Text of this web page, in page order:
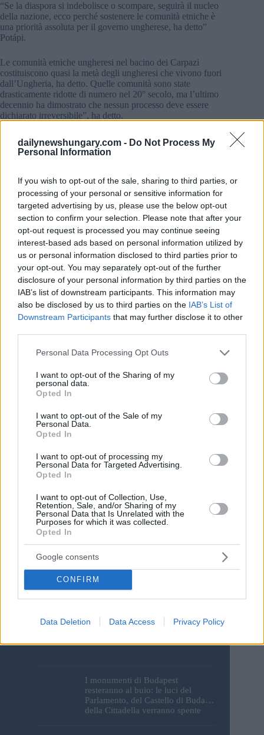
dailynewshungary.com - Do Not Process My
Personal Information
If you wish to opt-out of the sale, sharing to third parties, or
processing of your personal or sensitive information for
targeted advertising by us, please use the below opt-out
section to confirm your selection. Please note that after your
opt-out request is processed you may continue seeing
interest-based ads based on personal information utilized by
us or personal information disclosed to third parties prior to
your opt-out. You may separately opt-out of the further
disclosure of your personal information by third parties on the
IAB’s list of downstream participants. This information may
also be disclosed by us to third parties on the IAB’s List of
Downstream Participants that may further disclose it to other
Please note that this website/app uses one or more Google
not limited to your visit or usage behaviour. You may click to
grant or deny consent to Google and its third-party tags to
use your data for below specified purposes in below Google
consent section.
Personal Data Processing Opt Outs
I want to opt-out of the Sharing of my
personal data.
Opted In
I want to opt-out of the Sale of my
Personal Data.
Opted In
I want to opt-out of processing my
Personal Data for Targeted Advertising.
Opted In
I want to opt-out of Collection, Use,
Retention, Sale, and/or Sharing of my
Personal Data that Is Unrelated with the
Purposes for which it was collected.
Opted In
Google consents
CONFIRM
Data Deletion Data Access Privacy Policy
“Se la diaspora si indebolisce o scompare, seguirà il nucleo
della nazione, ecco perché sostenere le comunità etniche è
una priorità assoluta per il governo ungherese, ha detto”
Potápi.
Le comunità etniche ungheresi nel bacino dei Carpazi
costituiscono quasi la metà degli ungheresi che vivono fuori
dall’Ungheria, ha detto. Quelle comunità sono state
drasticamente ridotte di numero nel 20° secolo, ma l’ultimo
decennio ha dimostrato che nessun processo deve essere
dichiarato irreversibile”, ha detto.
Il 15 novembre, anniversario della nascita e della morte di
Gábor Bethlen (1580-1629), principe di Transilvania, è stato
bacino dei Carpazi #etnico #transilvania
ungheria
Your email address will not be published. Required fields are marked*
Name*
Email*
Website
Add Comment*
Save my name, email and website in this browser for the
Post Comment
Il Ferencváros sconfitto di misura
I monumenti di Budapest
resteranno al buio: le luci del
Parlamento, del Castello di Buda e
della Cittadella verranno spente